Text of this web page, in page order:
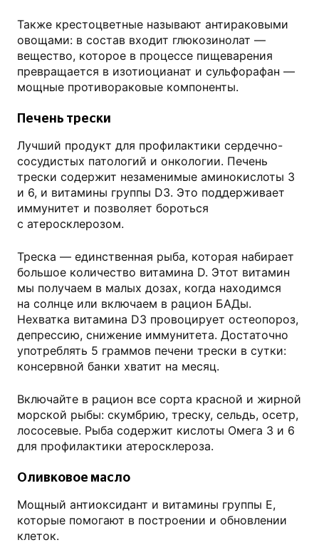
Также крестоцветные называют антираковыми
овощами: в состав входит глюкозинолат —
вещество, которое в процессе пищеварения
превращается в изотиоцианат и сульфорафан —
мощные противораковые компоненты.
Печень трески
Лучший продукт для профилактики сердечно-
сосудистых патологий и онкологии. Печень
трески содержит незаменимые аминокислоты 3
и 6, и витамины группы D3. Это поддерживает
иммунитет и позволяет бороться
с атеросклерозом.
Треска — единственная рыба, которая набирает
большое количество витамина D. Этот витамин
мы получаем в малых дозах, когда находимся
на солнце или включаем в рацион БАДы.
Нехватка витамина D3 провоцирует остеопороз,
депрессию, снижение иммунитета. Достаточно
употреблять 5 граммов печени трески в сутки:
консервной банки хватит на месяц.
Включайте в рацион все сорта красной и жирной
морской рыбы: скумбрию, треску, сельдь, осетр,
лососевые. Рыба содержит кислоты Омега 3 и 6
для профилактики атеросклероза.
Оливковое масло
Мощный антиоксидант и витамины группы Е,
которые помогают в построении и обновлении
клеток.